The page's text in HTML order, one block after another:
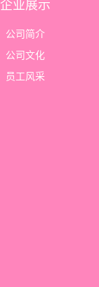
企业展示
公司简介
公司文化
员工风采